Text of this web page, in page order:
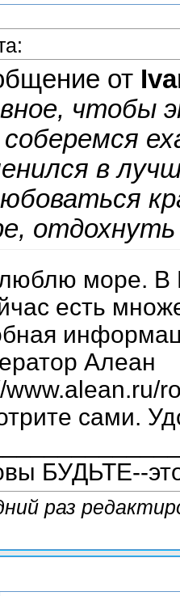
от
чтобы
соберемся
в
море. В
есть
Алеан
www.alean.ru/
сами.
БУДЬТЕ--
раз